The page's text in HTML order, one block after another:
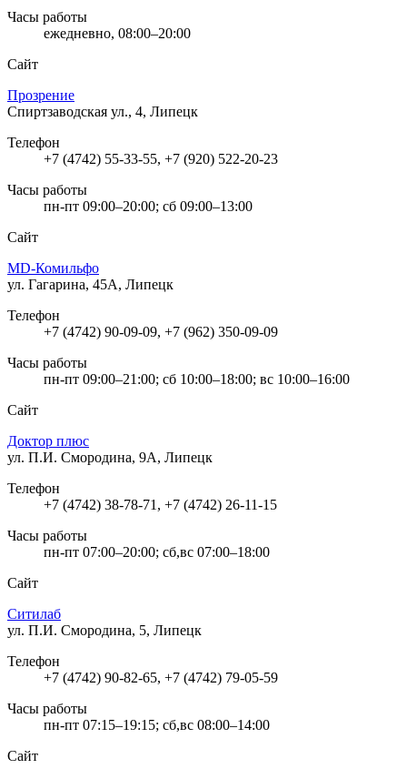
Часы работы
ежедневно, 08:00–20:00
Сайт
Прозрение
Спиртзаводская ул., 4, Липецк
Телефон
+7 (4742) 55-33-55, +7 (920) 522-20-23
Часы работы
пн-пт 09:00–20:00; сб 09:00–13:00
Сайт
MD-Комильфо
ул. Гагарина, 45А, Липецк
Телефон
+7 (4742) 90-09-09, +7 (962) 350-09-09
Часы работы
пн-пт 09:00–21:00; сб 10:00–18:00; вс 10:00–16:00
Сайт
Доктор плюс
ул. П.И. Смородина, 9А, Липецк
Телефон
+7 (4742) 38-78-71, +7 (4742) 26-11-15
Часы работы
пн-пт 07:00–20:00; сб,вс 07:00–18:00
Сайт
Ситилаб
ул. П.И. Смородина, 5, Липецк
Телефон
+7 (4742) 90-82-65, +7 (4742) 79-05-59
Часы работы
пн-пт 07:15–19:15; сб,вс 08:00–14:00
Сайт